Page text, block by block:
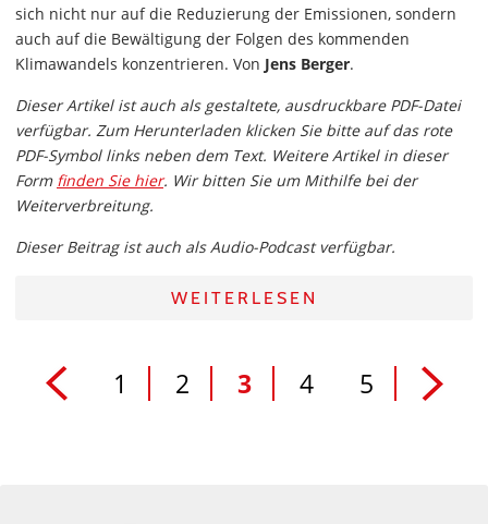
sich nicht nur auf die Reduzierung der Emissionen, sondern
auch auf die Bewältigung der Folgen des kommenden
Klimawandels konzentrieren. Von Jens Berger.
Dieser Artikel ist auch als gestaltete, ausdruckbare PDF-Datei
verfügbar. Zum Herunterladen klicken Sie bitte auf das rote
PDF-Symbol links neben dem Text. Weitere Artikel in dieser
Form finden Sie hier. Wir bitten Sie um Mithilfe bei der
Weiterverbreitung.
Dieser Beitrag ist auch als Audio-Podcast verfügbar.
WEITERLESEN
1 2 3 4 5